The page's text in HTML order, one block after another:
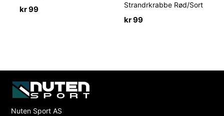
kr99
Strandrkrabbe Rød/Sort
kr99
Nuten Sport AS